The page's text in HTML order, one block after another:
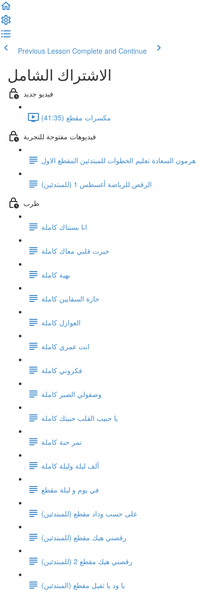
Previous Lesson Complete and Continue
الاشتراك الشامل
فيديو جديد
مكسرات مقطع (41:35)
فيديوهات مفتوحة للتجربة
هرمون السعادة تعليم الخطوات للمبتدئين المقطع الاول
الرقص للرياضة أغسطس 1 (للمبتدئين)
طرب
انا بستناك كاملة
حيرت قلبي معاك كاملة
بهية كاملة
حارة السقايين كاملة
العوازل كاملة
انت عمري كاملة
فكروني كاملة
وصفولي الصبر كاملة
يا حبيب القلب حبيتك كاملة
تمر حنة كاملة
ألف ليلة وليلة كاملة
في يوم و ليلة مقطع
على حسب وداد مقطع (للمبتدئين)
رقصني هيك مقطع (للمبتدئين)
رقصني هيك مقطع 2 (للمبتدئين)
يا ود يا ثقيل مقطع (المبتدئين)